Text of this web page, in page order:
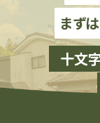
まず
十文